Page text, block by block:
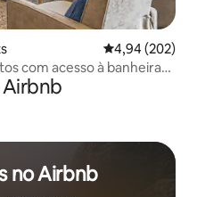
4,94 de uma
4,94 (202)
com acesso à banheira
a montanha!
Airbnb
no Airbnb